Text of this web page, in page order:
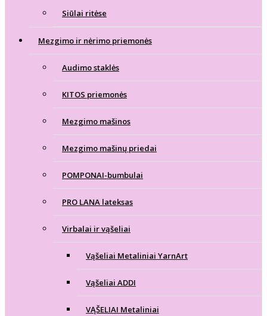
Siūlai ritėse
Mezgimo ir nėrimo priemonės
Audimo staklės
KITOS priemonės
Mezgimo mašinos
Mezgimo mašinų priedai
POMPONAI-bumbulai
PRO LANA lateksas
Virbalai ir vąšeliai
Vąšeliai Metaliniai YarnArt
Vąšeliai ADDI
VĄŠELIAI Metaliniai